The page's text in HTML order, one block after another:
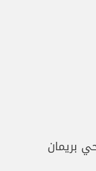
بريمان